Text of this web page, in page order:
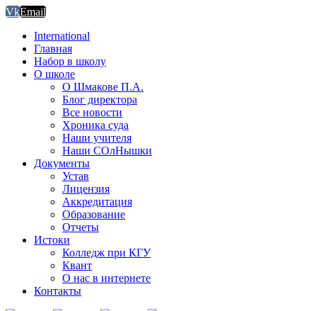
VkEmail
International
Главная
Набор в школу
О школе
О Шмакове П.А.
Блог директора
Все новости
Хроника суда
Наши учителя
Наши СОлНышки
Документы
Устав
Лицензия
Аккредитация
Образование
Отчеты
Истоки
Колледж при КГУ
Квант
О нас в интернете
Контакты